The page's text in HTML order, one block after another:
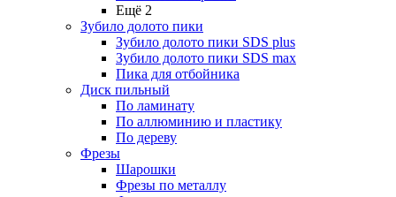
Ещё 2
Зубило долото пики
Зубило долото пики SDS plus
Зубило долото пики SDS max
Пика для отбойника
Диск пильный
По ламинату
По аллюминию и пластику
По дереву
Фрезы
Шарошки
Фрезы по металлу